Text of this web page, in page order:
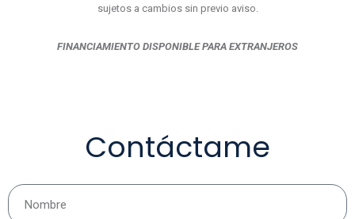
sujetos a cambios sin previo aviso.
FINANCIAMIENTO DISPONIBLE PARA EXTRANJEROS
Contáctame